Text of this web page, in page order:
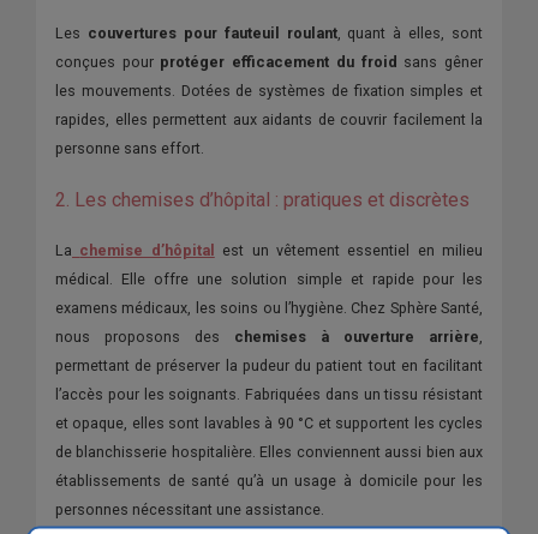
Les couvertures pour fauteuil roulant, quant à elles, sont
conçues pour protéger efficacement du froid sans gêner
les mouvements. Dotées de systèmes de fixation simples et
rapides, elles permettent aux aidants de couvrir facilement la
personne sans effort.
2. Les chemises d’hôpital : pratiques et discrètes
La chemise d’hôpital
est un vêtement essentiel en milieu
médical. Elle offre une solution simple et rapide pour les
examens médicaux, les soins ou l’hygiène. Chez Sphère Santé,
nous proposons des chemises à ouverture arrière,
permettant de préserver la pudeur du patient tout en facilitant
l’accès pour les soignants. Fabriquées dans un tissu résistant
et opaque, elles sont lavables à 90 °C et supportent les cycles
de blanchisserie hospitalière. Elles conviennent aussi bien aux
établissements de santé qu’à un usage à domicile pour les
personnes nécessitant une assistance.